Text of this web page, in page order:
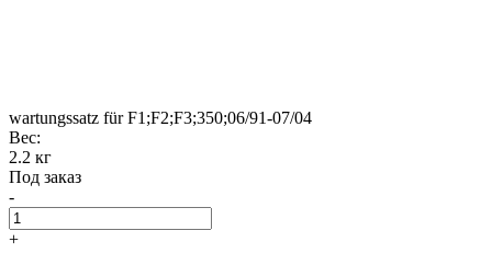
wartungssatz für F1;F2;F3;350;06/91-07/04
Вес:
2.2 кг
Под заказ
-
+